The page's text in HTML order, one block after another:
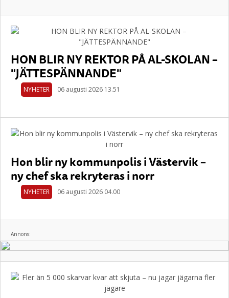
HON BLIR NY REKTOR PÅ AL-SKOLAN –
"JÄTTESPÄNNANDE"
NYHETER 06 augusti 2026 13.51
Hon blir ny kommunpolis i Västervik –
ny chef ska rekryteras i norr
NYHETER 06 augusti 2026 04.00
Annons: